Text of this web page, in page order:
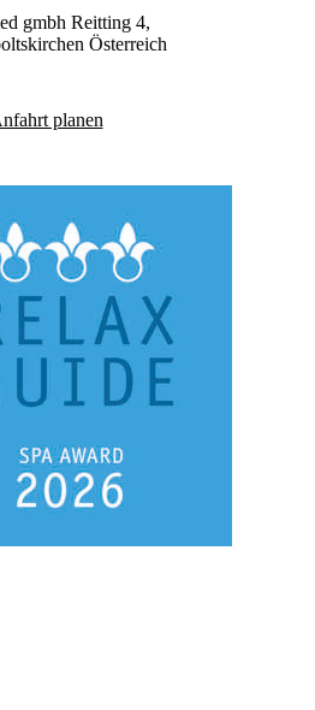
gmbh Reitting 4,
Österreich
planen